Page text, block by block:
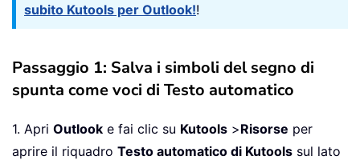
subito Kutools per Outlook!!
Passaggio 1: Salva i simboli del segno di
spunta come voci di Testo automatico
1. Apri Outlook e fai clic su Kutools >Risorse per
aprire il riquadro Testo automatico di Kutools sul lato